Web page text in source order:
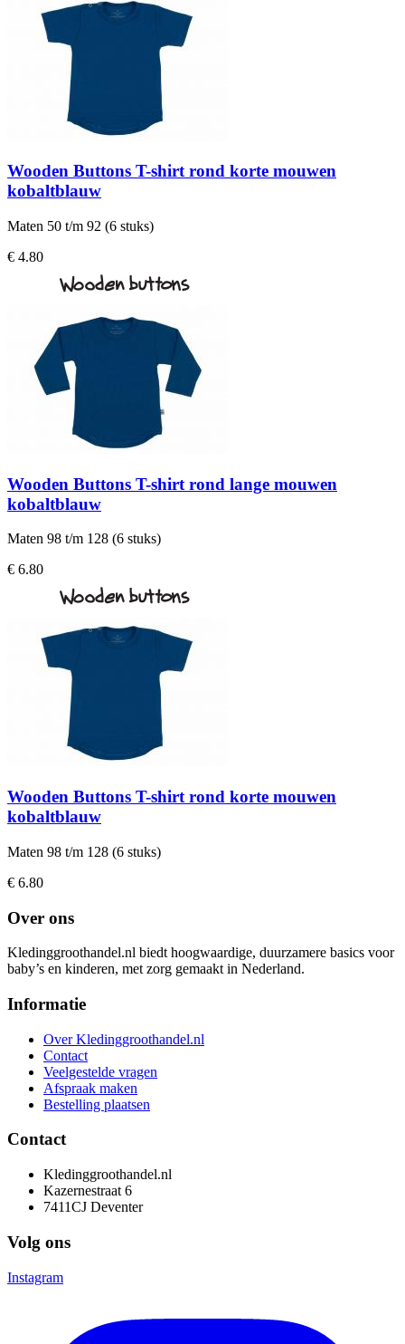
Wooden Buttons T-shirt rond korte mouwen
kobaltblauw
Maten 50 t/m 92 (6 stuks)
€ 4.80
Wooden Buttons T-shirt rond lange mouwen
kobaltblauw
Maten 98 t/m 128 (6 stuks)
€ 6.80
Wooden Buttons T-shirt rond korte mouwen
kobaltblauw
Maten 98 t/m 128 (6 stuks)
€ 6.80
Over ons
Kledinggroothandel.nl biedt hoogwaardige, duurzamere basics voor
baby’s en kinderen, met zorg gemaakt in Nederland.
Informatie
Over Kledinggroothandel.nl
Contact
Veelgestelde vragen
Afspraak maken
Bestelling plaatsen
Contact
Kledinggroothandel.nl
Kazernestraat 6
7411CJ Deventer
Volg ons
Instagram